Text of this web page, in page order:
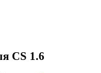
CS 1.6